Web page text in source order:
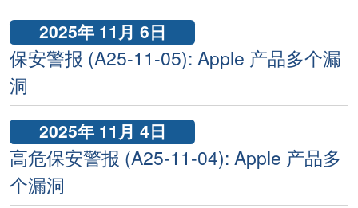
2025年 11月 6日
保安警报 (A25-11-05): Apple 产品多个漏
洞
2025年 11月 4日
高危保安警报 (A25-11-04): Apple 产品多
个漏洞